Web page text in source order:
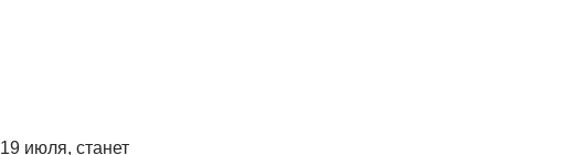
июля, станет